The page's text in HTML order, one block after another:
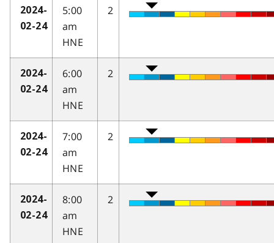
2024-
02-24
5:00
am
HNE
2
2024-
02-24
6:00
am
HNE
2
2024-
02-24
7:00
am
HNE
2
2024-
02-24
8:00
am
HNE
2